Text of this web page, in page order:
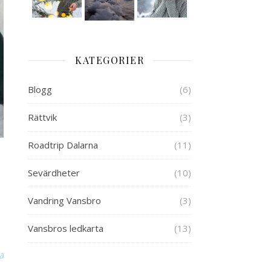
KATEGORIER
Blogg (6)
Rättvik (3)
Roadtrip Dalarna (11)
Sevärdheter (10)
Vandring Vansbro (3)
Vansbros ledkarta (13)